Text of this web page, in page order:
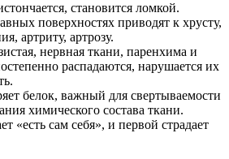
становится ломкой.
поверхностях приводят к хрусту,
артриту, артрозу.
нервная ткани, паренхима и
распадаются, нарушается их
белок, важный для свертываемости
химического состава ткани.
«есть сам себя», и первой страдает